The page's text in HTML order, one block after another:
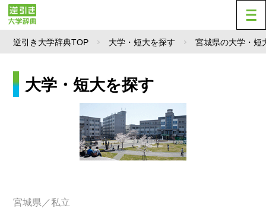
逆引き大学辞典TOP 大学・短大を探す 宮城県の大学・短
大学・短大を探す
宮城県／私立